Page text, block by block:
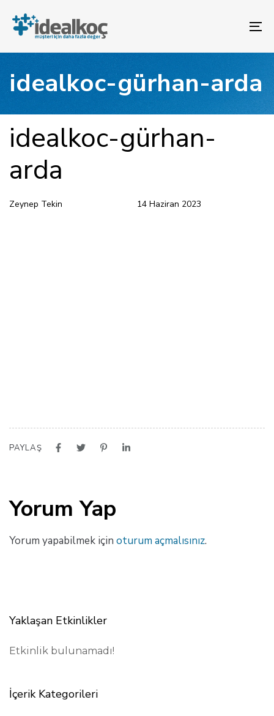
atla
gezinme
bölümüne
geç
İçeriğe
atlaidealkoc-gürhan-arda
idealkoc-gürhan-
arda
Zeynep Tekin 14 Haziran 2023
PAYLAŞ
Yorum Yap
Yorum yapabilmek için oturum açmalısınız.
Yaklaşan Etkinlikler
Etkinlik bulunamadı!
İçerik Kategorileri